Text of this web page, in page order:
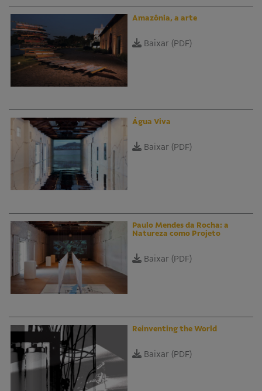
Amazônia, a arte
Baixar (PDF)
Água Viva
Baixar (PDF)
Paulo Mendes da Rocha: a
Natureza como Projeto
Baixar (PDF)
Reinventing the World
Baixar (PDF)